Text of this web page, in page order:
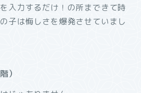
入力するだけ！の所まできて時
子は悔しさを爆発させていまし
）